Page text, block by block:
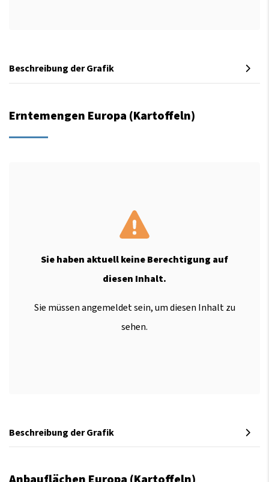
Beschreibung der Grafik
Erntemengen Europa (Kartoffeln)
Sie haben aktuell keine Berechtigung auf
diesen Inhalt.
Sie müssen angemeldet sein, um diesen Inhalt zu
sehen.
Beschreibung der Grafik